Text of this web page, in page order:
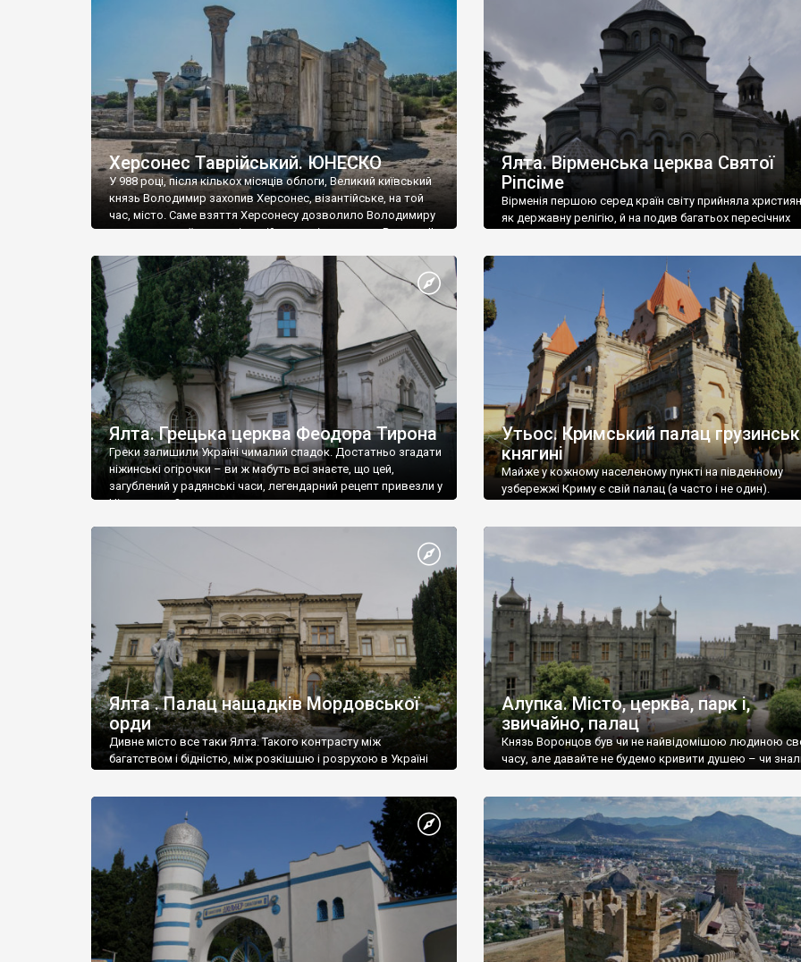
візантійської доби. Раритети викрадені з фондів об’єкту
культурної спадщини ЮНЕСКО «Херсонеса Таврійського».
Офіційно – на виставку «Золото Візантії», але експерти та
влада в Україні вважають це лише […]
називаються «повстяками» (postaki)…” “Вино. Крим
виробляє відмінне вино і його вдосталь: воно все
легке біле і дуже […]
Херсонес Таврійський. ЮНЕСКО
У 988 році, після кількох місяців облоги, Великий київський
князь Володимир захопив Херсонес, візантійське, на той
час, місто. Саме взяття Херсонесу дозволило Володимиру
диктувати свої умови візантійському імператору Василю ІІ,
Херсонесі Володимир-язичник, став Василем-
християнином. А потім було Хрещення Русі. На честь
Херсонесу Таврійського названо місто […]
Ялта. Вірменська церква Святої
Ріпсіме
Вірменія першою серед країн світу прийняла
як державну релігію, й на подив багатьох пересічних
Ялта. Грецька церква Феодора Тирона
Греки залишили Україні чималий спадок. Достатньо згадати
ніжинські огірочки – ви ж мабуть всі знаєте, що цей,
загублений у радянські часи, легендарний рецепт привезли у
Ніжин греки?
Утьос. Кримський палац
княгині
Майже у кожному населеному пункті на південному
узбережжі Криму є свій палац (а часто і не один).
Ялта . Палац нащадків Мордовської
орди
Дивне місто все таки Ялта. Такого контрасту між
багатством і бідністю, між розкішшю і розрухою в Україні
Алупка. Місто, церква, парк і,
звичайно, палац
Князь Воронцов був чи не найвідомішою людиною
часу, але давайте не будемо кривити душею – чи